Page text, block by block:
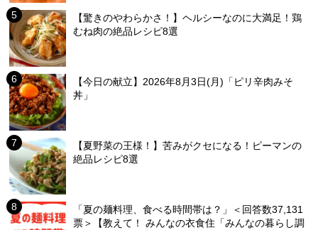
【驚きのやわらかさ！】ヘルシーなのに大満足！鶏
むね肉の絶品レシピ8選
【今日の献立】2026年8月3日(月)「ピリ辛肉みそ
丼」
【夏野菜の王様！】苦みがクセになる！ピーマンの
絶品レシピ8選
「夏の麺料理、食べる時間帯は？」＜回答数37,131
票＞【教えて！ みんなの衣食住「みんなの暮らし調